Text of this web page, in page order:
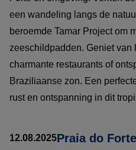
een wandeling langs de
beroemde Tamar Project om
zeeschildpadden. Geniet
charmante restaurants of
Braziliaanse zon. Een
rust en ontspanning in dit
12.08.2025Praia do